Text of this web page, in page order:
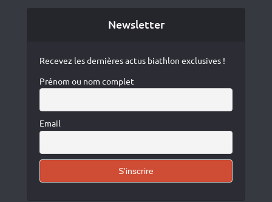
Newsletter
Recevez les dernières actus biathlon exclusives !
Prénom ou nom complet
Email